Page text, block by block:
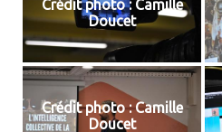
Crédit photo : Camille
Doucet
Crédit photo : Camille
Doucet